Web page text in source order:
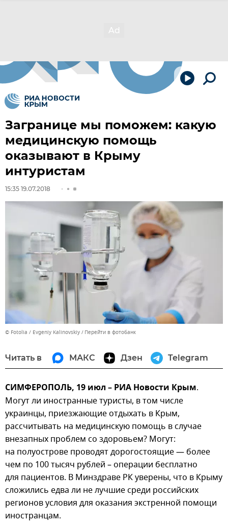
Загранице мы поможем: какую
медицинскую помощь
оказывают в Крыму
интуристам
15:35 19.07.2018
© Fotolia / Evgeniy Kalinovskiy Перейти в фотобанк
Читать в МАКС Дзен Telegram
СИМФЕРОПОЛЬ, 19 июл – РИА Новости Крым.
Могут ли иностранные туристы, в том числе
украинцы, приезжающие отдыхать в Крым,
рассчитывать на медицинскую помощь в случае
внезапных проблем со здоровьем? Могут:
на полуострове проводят дорогостоящие — более
чем по 100 тысяч рублей – операции бесплатно
для пациентов. В Минздраве РК уверены, что в Крыму
сложились едва ли не лучшие среди российских
регионов условия для оказания экстренной помощи
иностранцам.